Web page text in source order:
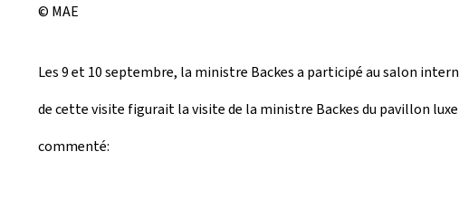
© MAE
Les 9 et 10 septembre, la ministre Backes a participé au salon
de cette visite figurait la visite de la ministre Backes du pavillon
commenté: